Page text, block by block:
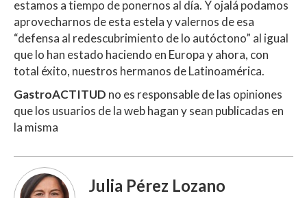
estamos a tiempo de ponernos al día. Y ojalá podamos
aprovecharnos de esta estela y valernos de esa
“defensa al redescubrimiento de lo autóctono” al igual
que lo han estado haciendo en Europa y ahora, con
total éxito, nuestros hermanos de Latinoamérica.
GastroACTITUD no es responsable de las opiniones
que los usuarios de la web hagan y sean publicadas en
la misma
Julia Pérez Lozano